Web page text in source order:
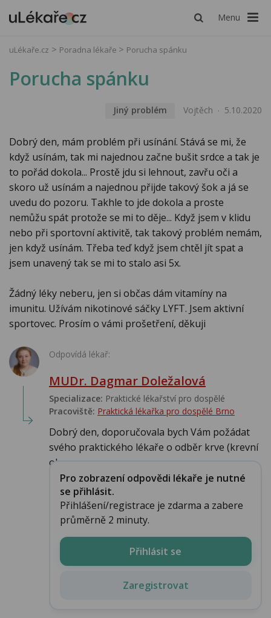
Menu
uLékaře.cz Poradna lékaře Porucha spánku
Porucha spánku
Jiný problém Vojtěch 5.10.2020
Dobrý den, mám problém při usínání. Stává se mi, že
když usínám, tak mi najednou začne bušit srdce a tak je
to pořád dokola... Prostě jdu si lehnout, zavřu oči a
skoro už usínám a najednou přijde takový šok a já se
uvedu do pozoru. Takhle to jde dokola a proste
nemůžu spát protože se mi to děje... Když jsem v klidu
nebo při sportovní aktivitě, tak takový problém nemám,
jen když usínám. Třeba teď když jsem chtěl jít spat a
jsem unavený tak se mi to stalo asi 5x.
Žádný léky neberu, jen si občas dám vitamíny na
imunitu. Užívám nikotinové sáčky LYFT. Jsem aktivní
sportovec. Prosím o vámi prošetření, děkuji
Odpovídá lékař:
MUDr. Dagmar Doležalová
Specializace: Praktické lékařství pro dospělé
Pracoviště: Praktická lékařka pro dospělé Brno
Dobrý den, doporučovala bych Vám požádat
svého praktického lékaře o odběr krve (krevní
ob...
Pro zobrazení odpovědi lékaře je nutné
se přihlásit.
Přihlášení/registrace je zdarma a zabere
průměrně 2 minuty.
Přihlásit se
Zaregistrovat